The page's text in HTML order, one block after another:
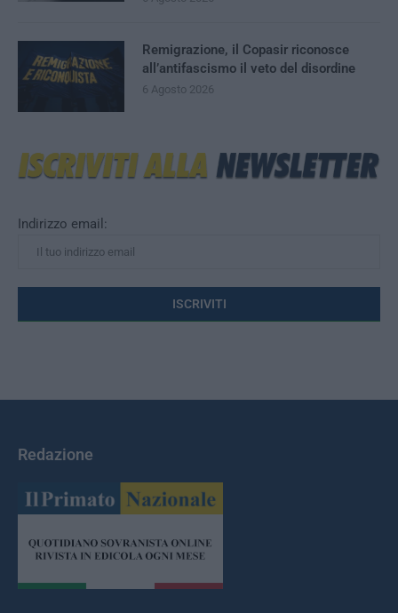
Indirizzo email:
Remigrazione, il Copasir riconosce
all’antifascismo il veto del disordine
6 Agosto 2026
Redazione